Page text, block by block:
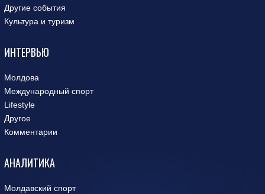
Другие события
Культура и туризм
ИНТЕРВЬЮ
Молдова
Международный спорт
Lifestyle
Другое
Комментарии
АНАЛИТИКА
Молдавский спорт